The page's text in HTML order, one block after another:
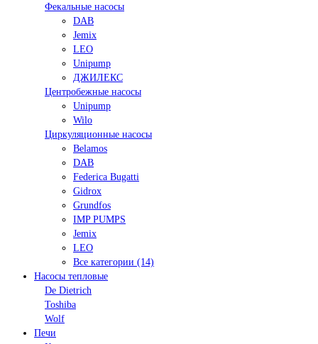
Фекальные насосы
DAB
Jemix
LEO
Unipump
ДЖИЛЕКС
Центробежные насосы
Unipump
Wilo
Циркуляционные насосы
Belamos
DAB
Federica Bugatti
Gidrox
Grundfos
IMP PUMPS
Jemix
LEO
Все категории (14)
Насосы тепловые
De Dietrich
Toshiba
Wolf
Печи